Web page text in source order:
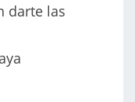
darte las